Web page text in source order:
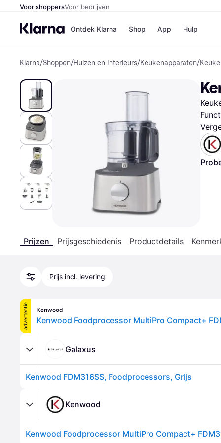
Voor shoppersVoor bedrijven
Ontdek Klarna Shop
Winkels
Kruidvat
Winkeloverzicht
App Hulp
Klarna/Shoppen/Huizen en Interieurs/Keukenapparaten/
Prijzen Prijsgeschiedenis Productdetails
Prijs incl. levering
advertentie Kenwood
Kenwood Foodprocessor MultiPro Compact+
Galaxus
Kenwood FDM316SS, Foodprocessors, Grijs
Kenwood
Kenwood Foodprocessor MultiPro Compact+